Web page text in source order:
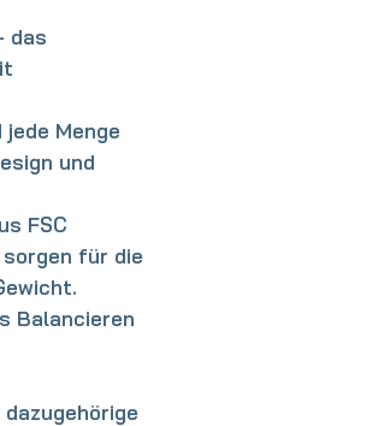
das
Menge
und
FSC
für die
Balancieren